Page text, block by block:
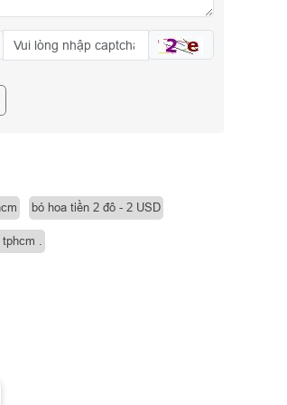
bó hoa tiền 2 đô - 2 USD
tphcm .